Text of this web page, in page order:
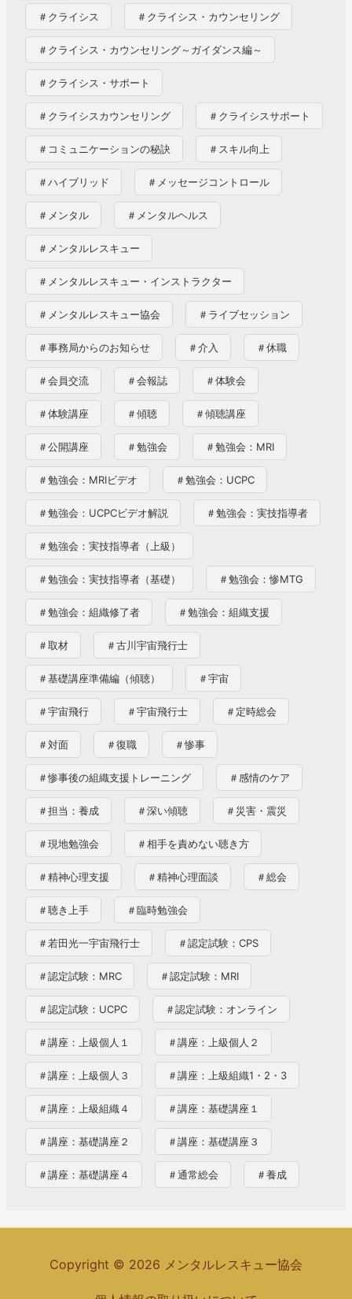
＃クライシス ＃クライシス・カウンセリング
＃クライシス・カウンセリング～ガイダンス編～
＃クライシス・サポート
＃クライシスカウンセリング ＃クライシスサポート
＃コミュニケーションの秘訣 ＃スキル向上
＃ハイブリッド ＃メッセージコントロール
＃メンタル ＃メンタルヘルス
＃メンタルレスキュー
＃メンタルレスキュー・インストラクター
＃メンタルレスキュー協会 ＃ライブセッション
＃事務局からのお知らせ ＃介入 ＃休職
＃会員交流 ＃会報誌 ＃体験会
＃体験講座 ＃傾聴 ＃傾聴講座
＃公開講座 ＃勉強会 ＃勉強会：MRI
＃勉強会：MRIビデオ ＃勉強会：UCPC
＃勉強会：UCPCビデオ解説 ＃勉強会：実技指導者
＃勉強会：実技指導者（上級）
＃勉強会：実技指導者（基礎） ＃勉強会：惨MTG
＃勉強会：組織修了者 ＃勉強会：組織支援
＃取材 ＃古川宇宙飛行士
＃基礎講座準備編（傾聴） ＃宇宙
＃宇宙飛行 ＃宇宙飛行士 ＃定時総会
＃対面 ＃復職 ＃惨事
＃惨事後の組織支援トレーニング ＃感情のケア
＃担当：養成 ＃深い傾聴 ＃災害・震災
＃現地勉強会 ＃相手を責めない聴き方
＃精神心理支援 ＃精神心理面談 ＃総会
＃聴き上手 ＃臨時勉強会
＃若田光一宇宙飛行士 ＃認定試験：CPS
＃認定試験：MRC ＃認定試験：MRI
＃認定試験：UCPC ＃認定試験：オンライン
＃講座：上級個人１ ＃講座：上級個人２
＃講座：上級個人３ ＃講座：上級組織1・2・3
＃講座：上級組織４ ＃講座：基礎講座１
＃講座：基礎講座２ ＃講座：基礎講座３
＃講座：基礎講座４ ＃通常総会 ＃養成
Copyright © 2026 メンタルレスキュー協会